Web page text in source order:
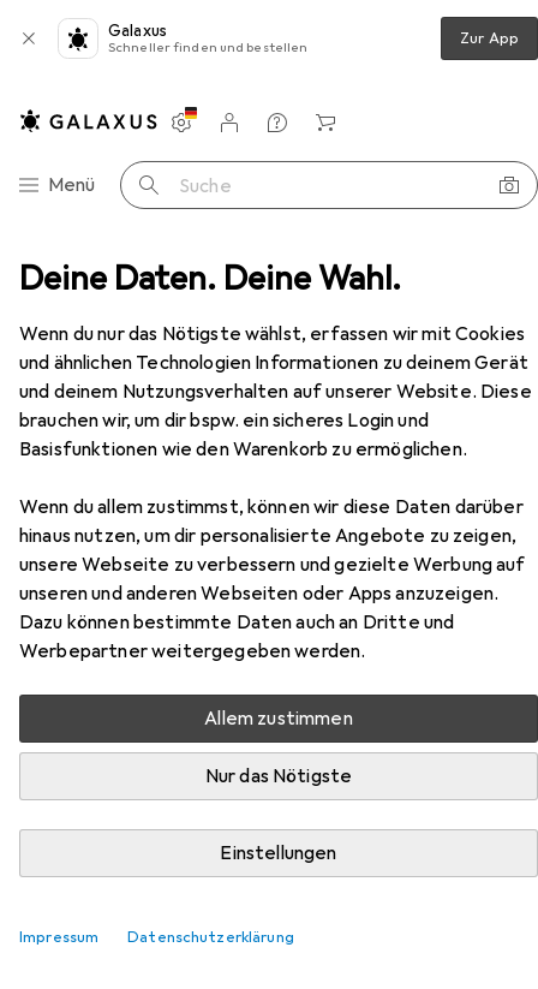
Deine Daten. Deine Wahl.
Wenn du nur das Nötigste wählst, erfassen wir mit Cookies
und ähnlichen Technologien Informationen zu deinem Gerät
und deinem Nutzungsverhalten auf unserer Website. Diese
brauchen wir, um dir bspw. ein sicheres Login und
Basisfunktionen wie den Warenkorb zu ermöglichen.
Wenn du allem zustimmst, können wir diese Daten darüber
hinaus nutzen, um dir personalisierte Angebote zu zeigen,
unsere Webseite zu verbessern und gezielte Werbung auf
unseren und anderen Webseiten oder Apps anzuzeigen.
Dazu können bestimmte Daten auch an Dritte und
Werbepartner weitergegeben werden.
Allem zustimmen
Nur das Nötigste
Einstellungen
Impressum Datenschutzerklärung
Galaxus
Schneller finden und bestellen Zur App
Navigation nach Kategorien
Menü Suche
Einstellungen
Kundenkonto
Vergleichslisten
Merklisten
Warenkorb
Tastaturen Maus Strado "WTM1 Street" (23591)
Strado "WTM1 Street" (23591)
Kabellos
Zubehör für Strado "WTM1
Street" (23591)
Hier findest du passendes Zubehör zum Produkt Strado
"WTM1 Street" (23591) aus der Kategorie Mausmatte.
Relevanz
LogitechStudio
947